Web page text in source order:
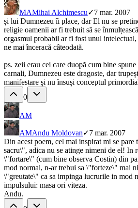
MAMihai Alchimescu✓7 mar. 2007
și lui Dumnezeu îi place, dar El nu se
religie oamenii ar fi trebuit să se
orgasmul probabil ar fi fost unul intelectual,
ne mai înceracă câteodată.
ps. zeii erau cei care duopă cum bine
carnali, Dumnezeu este dragoste, dar
manifestare și nu însuși conceptul
0
AM
AMAndu Moldovan✓7 mar. 2007
Din acest poem, cel mai inspirat mi se
sacru\", adica nu se atinge nimeni de el! In
\"fortare\" (cum bine observa Costin) din
mod normal, n-ar trebui sa \"forteze\" mai
\"greutate\" ca sa impinga lucrurile in mod
impulsului: masa ori viteza.
Andu.